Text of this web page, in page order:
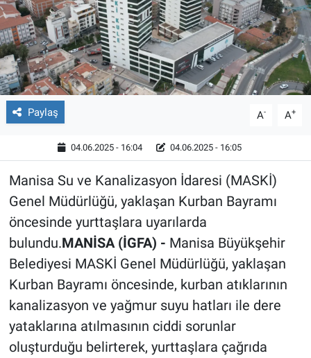
Paylaş A- A+
04.06.2025 - 16:04 04.06.2025 - 16:05
Manisa Su ve Kanalizasyon İdaresi (MASKİ)
Genel Müdürlüğü, yaklaşan Kurban Bayramı
öncesinde yurttaşlara uyarılarda
bulundu.MANİSA (İGFA) - Manisa Büyükşehir
Belediyesi MASKİ Genel Müdürlüğü, yaklaşan
Kurban Bayramı öncesinde, kurban atıklarının
kanalizasyon ve yağmur suyu hatları ile dere
yataklarına atılmasının ciddi sorunlar
oluşturduğu belirterek, yurttaşlara çağrıda
Röportaj
Video Galeri